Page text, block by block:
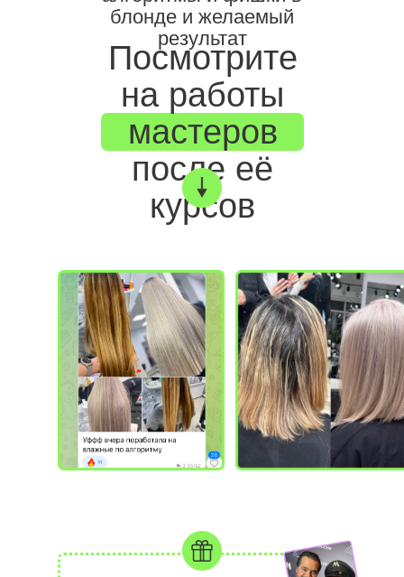
блонде и желаемый
результат
Посмотрите
на работы
мастеров
после её
курсов